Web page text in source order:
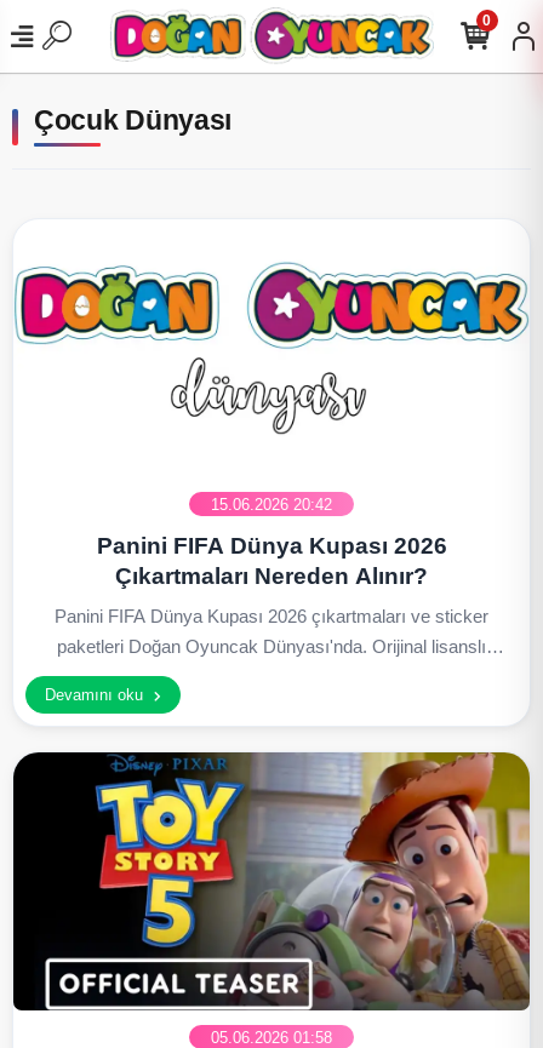
0
Çocuk Dünyası
15.06.2026 20:42
Panini FIFA Dünya Kupası 2026
Çıkartmaları Nereden Alınır?
Panini FIFA Dünya Kupası 2026 çıkartmaları ve sticker
paketleri Doğan Oyuncak Dünyası'nda. Orijinal lisanslı
ürünler, hızlı kargo ve güvenli alışveriş avantajlarıyla
Devamını oku
05.06.2026 01:58